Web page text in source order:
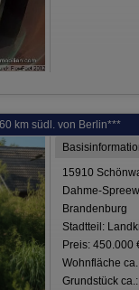
km südl. von Berlin***
15910
Dahme-
Brandenburg
Stadtteil:
Preis: 450.000
Wohnfläche
Grundstück